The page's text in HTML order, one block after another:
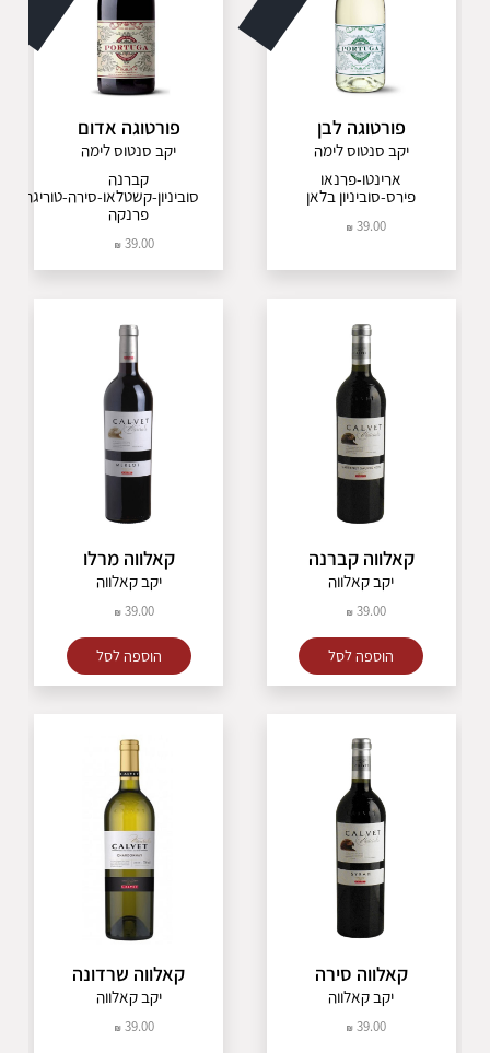
פורטוגה לבן
יקב סנטוס לימה
ארינטו-פרנאו
פירס-סוביניון בלאן
39.00
פורטוגה אדום
יקב סנטוס לימה
קברנה
סוביניון-קשטלאו-סירה-טוריגה
פרנקה
39.00
קאלווה קברנה
יקב קאלווה
39.00
הוספה לסל
קאלווה מרלו
יקב קאלווה
39.00
הוספה לסל
קאלווה סירה
יקב קאלווה
39.00
קאלווה שרדונה
יקב קאלווה
39.00